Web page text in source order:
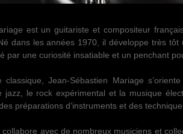
est un guitariste et compositeur
dans les années 1970, il développe très
par une curiosité insatiable et un penchant
Jean-Sébastien Mariage
jazz, le rock expérimental et la musique
préparations d’instruments et des
avec de nombreux musiciens et